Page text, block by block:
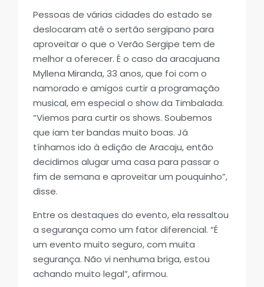
Pessoas de várias cidades do estado se
deslocaram até o sertão sergipano para
aproveitar o que o Verão Sergipe tem de
melhor a oferecer. É o caso da aracajuana
Myllena Miranda, 33 anos, que foi com o
namorado e amigos curtir a programação
musical, em especial o show da Timbalada.
“Viemos para curtir os shows. Soubemos
que iam ter bandas muito boas. Já
tínhamos ido à edição de Aracaju, então
decidimos alugar uma casa para passar o
fim de semana e aproveitar um pouquinho”,
disse.
Entre os destaques do evento, ela ressaltou
a segurança como um fator diferencial. “É
um evento muito seguro, com muita
segurança. Não vi nenhuma briga, estou
achando muito legal”, afirmou.